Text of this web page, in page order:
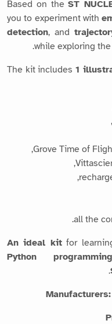
Based on theST
you to experiment with
detection, and
while exploring
The kit includes 1
all the
An ideal kitfor
Python programming
.
Manufacturers: